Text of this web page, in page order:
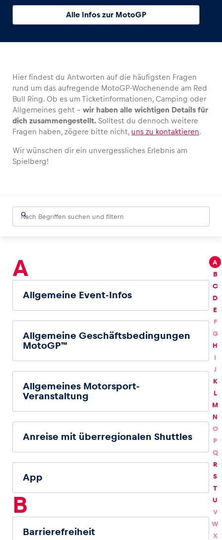
Seiten
Alle anzeigen
Business
Alle Infos zur MotoGP
Hier findest du Antworten auf die häufigsten Fragen
rund um das aufregende MotoGP-Wochenende am Red
Bull Ring. Ob es um Ticketinformationen, Camping oder
Allgemeines geht – wir haben alle wichtigen Details für
dich zusammengestellt. Solltest du dennoch weitere
Fragen haben, zögere bitte nicht, uns zu kontaktieren.
Wir wünschen dir ein unvergessliches Erlebnis am
Spielberg!
A
Allgemeine Event-Infos
Allgemeine Geschäftsbedingungen
MotoGP™
Allgemeines Motorsport-
Veranstaltung
Anreise mit überregionalen Shuttles
App
B
Barrierefreiheit
A
B
C
D
E
F
G
H
I
J
K
L
M
N
O
P
Q
R
S
T
U
V
W
X